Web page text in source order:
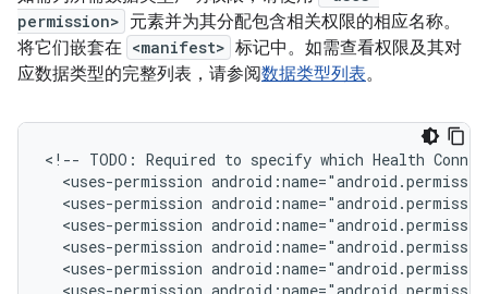
permission> 元素并为其分配包含相关权限的相应名称。
将它们嵌套在 <manifest> 标记中。如需查看权限及其对
应数据类型的完整列表，请参阅数据类型列表。
<!-- TODO: Required to specify which Health
<uses-permission
<uses-permission
<uses-permission
<uses-permission
<uses-permission